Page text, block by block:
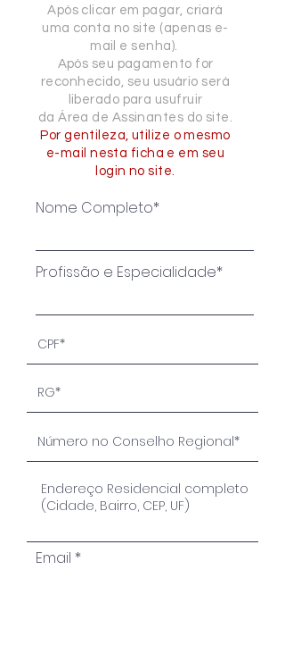
Após clicar em pagar, criará
uma conta no site (apenas e-
mail e senha).
Após seu pagamento for
reconhecido, seu usuário será
liberado para usufruir
da Área de Assinantes do site.
Por gentileza, utilize o mesmo
e-mail nesta ficha e em seu
login no site.
Nome Completo*
Profissão e Especialidade*
Email